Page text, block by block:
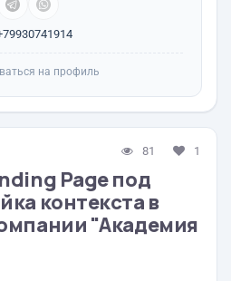
на профиль
81 1
Page под
контекста в
"Академия